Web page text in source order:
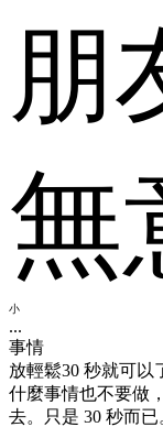
朋
無
小
...
事情
放輕鬆30 秒就可以
什麼事情也不要做
去。只是 30 秒而已